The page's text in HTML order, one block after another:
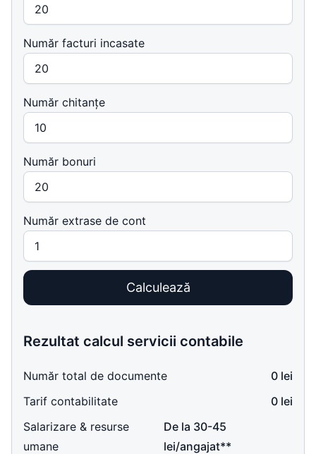
Număr facturi incasate
Număr chitanțe
Număr bonuri
Număr extrase de cont
Calculează
Rezultat calcul servicii contabile
Număr total de documente
0 lei
Tarif contabilitate
0 lei
Salarizare & resurse
umane
De la 30-45
lei/angajat**